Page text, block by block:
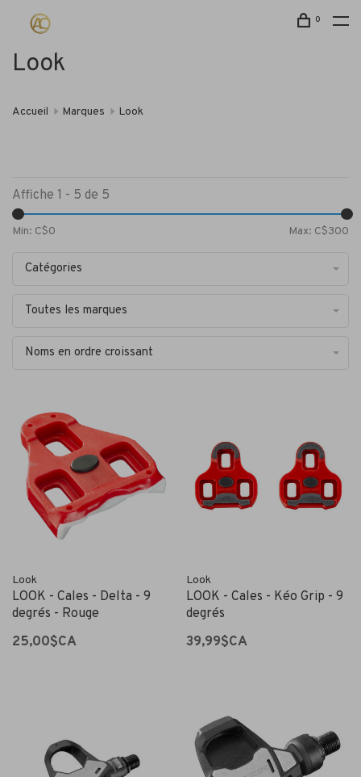
0
Look
Accueil Marques Look
Affiche 1 - 5 de 5
Min: C$0 Max: C$300
Catégories
Toutes les marques
Noms en ordre croissant
Look
LOOK - Cales - Delta - 9
degrés - Rouge
25,00$CA
Look
LOOK - Cales - Kéo Grip - 9
degrés
39,99$CA